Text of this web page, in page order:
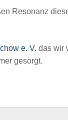
Resonanz
e. V. das wir
gesorgt.